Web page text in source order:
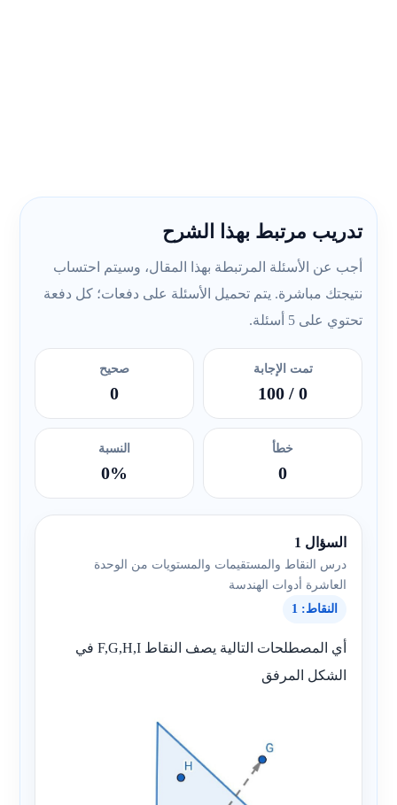
تدريب مرتبط بهذا الشرح
أجب عن الأسئلة المرتبطة بهذا المقال، وسيتم احتساب
نتيجتك مباشرة. يتم تحميل الأسئلة على دفعات؛ كل دفعة
تحتوي على 5 أسئلة.
تمت الإجابة
0
/ 100
صحيح
0
خطأ
0
النسبة
0%
السؤال 1
درس النقاط والمستقيمات والمستويات من الوحدة
العاشرة أدوات الهندسة
النقاط: 1
أي المصطلحات التالية يصف النقاط F,G,H,I في
الشكل المرفق